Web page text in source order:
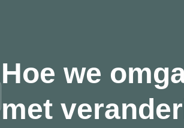
Hoe we
met